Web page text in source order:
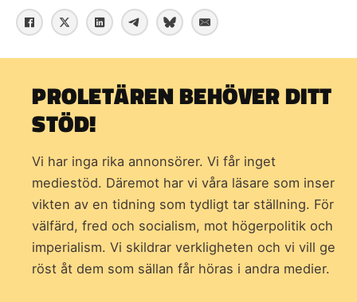
PROLETÄREN BEHÖVER DITT
STÖD!
Vi har inga rika annonsörer. Vi får inget
mediestöd. Däremot har vi våra läsare som inser
vikten av en tidning som tydligt tar ställning. För
välfärd, fred och socialism, mot högerpolitik och
imperialism. Vi skildrar verkligheten och vi vill ge
röst åt dem som sällan får höras i andra medier.